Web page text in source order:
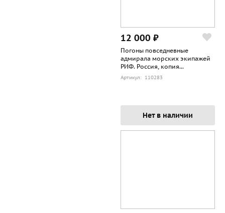
12 000 ₽
Погоны повседневные
адмирала морских экипажей
РИФ. Россия, копия...
Артикул: 110283
Нет в наличии